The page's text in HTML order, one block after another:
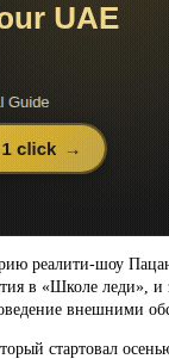
реалити-шоу
в «Школе леди»,
внешними
стартовал